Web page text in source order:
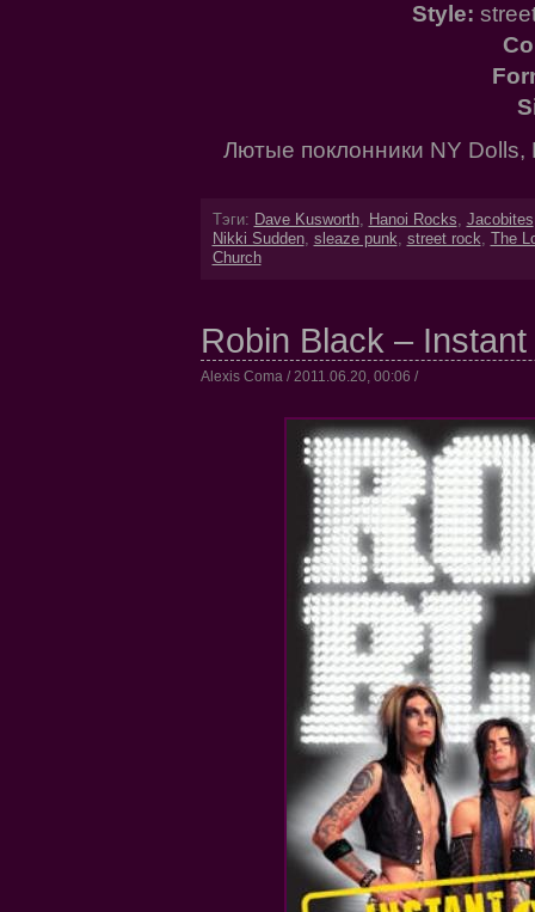
Style:
Лютые поклонники NY
Тэги: Dave Kusworth, Hanoi Rocks, Jacobites
Nikki Sudden, sleaze punk, street rock,
The
Church
Robin Black –
Alexis Coma / 2011.06.20, 00:06 /